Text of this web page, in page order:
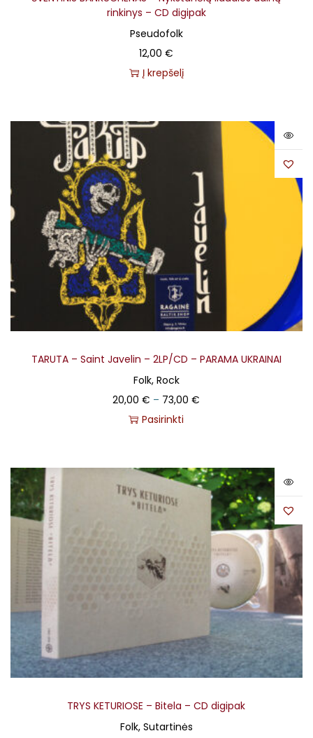
rinkinys – CD digipak
Pseudofolk
12,00€
Į krepšelį
TARUTA – Saint Javelin – 2LP/CD – PARAMA UKRAINAI
Folk, Rock
20,00€ – 73,00€
Pasirinkti
TRYS KETURIOSE – Bitela – CD digipak
Folk, Sutartinės